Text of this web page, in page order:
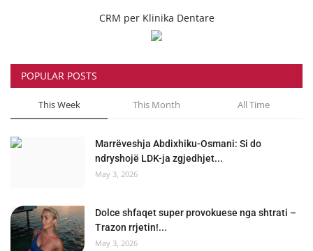
CRM per Klinika Dentare
POPULAR POSTS
This Week This Month All Time
Marrëveshja Abdixhiku-Osmani: Si do
ndryshojë LDK-ja zgjedhjet...
May 3, 2026
Dolce shfaqet super provokuese nga shtrati –
Trazon rrjetin!...
May 3, 2026